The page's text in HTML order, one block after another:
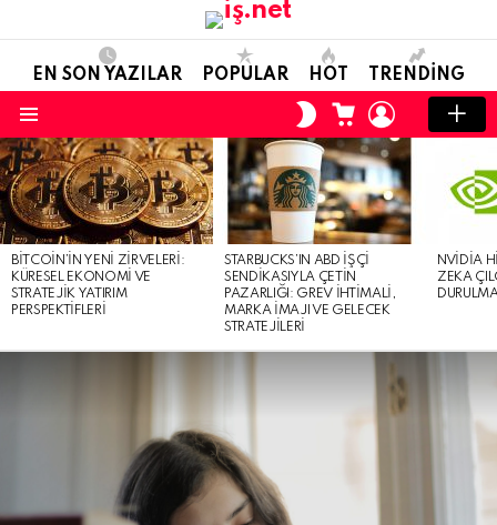
EN SON YAZILAR POPULAR HOT TRENDING
SKIN
ANAHTARI
ALIŞVERIŞ
SEPETI
OTURUM
EN
SON
YAZILAR
BITCOIN’IN YENI ZIRVELERI:
KÜRESEL EKONOMI VE
STRATEJIK YATIRIM
PERSPEKTIFLERI
STARBUCKS’IN ABD İŞÇI
SENDIKASIYLA ÇETIN
PAZARLIĞI: GREV İHTIMALI,
MARKA İMAJI VE GELECEK
STRATEJILERI
NVIDIA
ZEKA